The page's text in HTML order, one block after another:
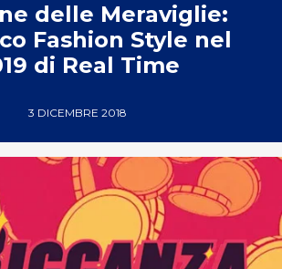
delle Meraviglie:
Fashion Style nel
di Real Time
3 DICEMBRE 2018